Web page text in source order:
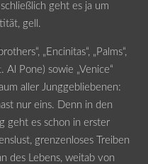
geht es ja um
gell.
„Encinitas“, „Palms“,
Al Pone) sowie „Venice“
aller Junggebliebenen:
nur eins. Denn in den
geht es schon in erster
grenzenloses Treiben
des Lebens, weitab von